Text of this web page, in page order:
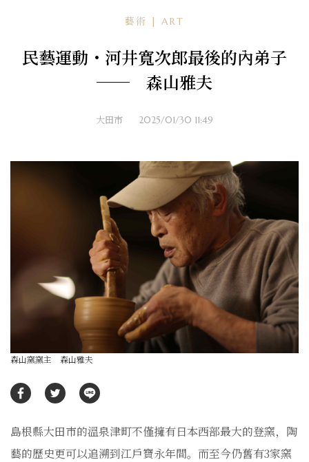
藝術 | ART
民藝運動・河井寬次郎最後的內弟子
── 森山雅夫
大田市 2025/01/30 11:49
森山窯窯主 森山雅夫
島根縣大田市的溫泉津町不僅擁有日本西部最大的登窯，陶
藝的歷史更可以追溯到江戶寶永年間。而至今仍舊有3家窯